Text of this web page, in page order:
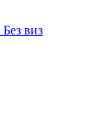
Без виз